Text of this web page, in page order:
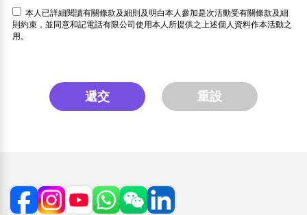
本人已詳細閱讀有關條款及細則及明白本人參加是次活動受有關條款及細
則約束，並同意和記電話有限公司使用本人所提供之上述個人資料作本活動之
用。
遞交 重設